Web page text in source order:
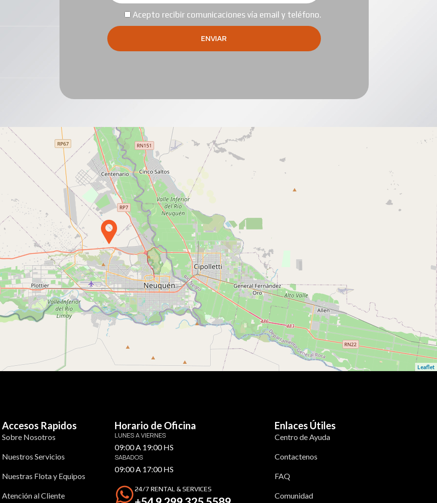
Acepto recibir comunicaciones vía email y teléfono.
Leaflet
Accesos Rapidos
Sobre Nosotros
Nuestros Servicios
Nuestras Flota y Equipos
Atención al Cliente
Horario de Oficina
LUNES A VIERNES
09:00 A 19:00 HS
SABADOS
09:00 A 17:00 HS
24/7 RENTAL & SERVICES
Enlaces Útiles
Centro de Ayuda
Contactenos
FAQ
Comunidad